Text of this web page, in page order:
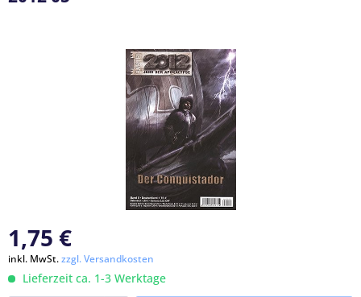
1,75 €
inkl. MwSt.zzgl. Versandkosten
Lieferzeit ca. 1-3 Werktage